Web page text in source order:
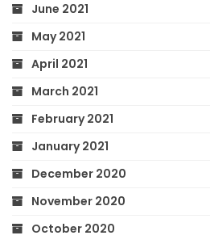
June 2021
May 2021
April 2021
March 2021
February 2021
January 2021
December 2020
November 2020
October 2020